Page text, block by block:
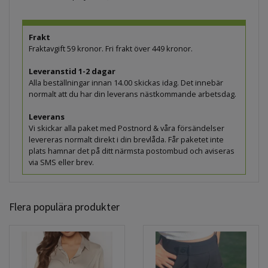
Frakt
Fraktavgift 59 kronor. Fri frakt över 449 kronor.
Leveranstid 1-2 dagar
Alla beställningar innan 14.00 skickas idag. Det innebär
normalt att du har din leverans nästkommande arbetsdag.
Leverans
Vi skickar alla paket med Postnord & våra försändelser
levereras normalt direkt i din brevlåda. Får paketet inte
plats hamnar det på ditt närmsta postombud och aviseras
via SMS eller brev.
Flera populära produkter